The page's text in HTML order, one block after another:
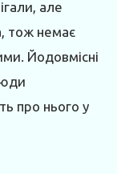
але
тож немає
Йодовмісні
про нього у